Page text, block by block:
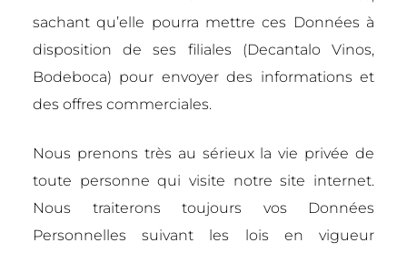
sachant qu’elle pourra mettre ces Données à
disposition de ses filiales (Decantalo Vinos,
Bodeboca) pour envoyer des informations et
des offres commerciales.
Nous prenons très au sérieux la vie privée de
toute personne qui visite notre site internet.
Nous traiterons toujours vos Données
Personnelles suivant les lois en vigueur